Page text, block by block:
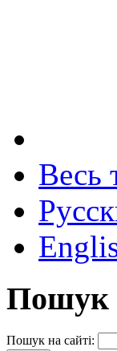
Весь
Пошук
Пошук на сайті: